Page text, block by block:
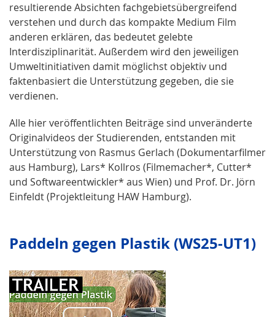
resultierende Absichten fachgebietsübergreifend
verstehen und durch das kompakte Medium Film
anderen erklären, das bedeutet gelebte
Interdisziplinarität. Außerdem wird den jeweiligen
Umweltinitiativen damit möglichst objektiv und
faktenbasiert die Unterstützung gegeben, die sie
verdienen.
Alle hier veröffentlichten Beiträge sind unveränderte
Originalvideos der Studierenden, entstanden mit
Unterstützung von Rasmus Gerlach (Dokumentarfilmer
aus Hamburg), Lars* Kollros (Filmemacher*, Cutter*
und Softwareentwickler* aus Wien) und Prof. Dr. Jörn
Einfeldt (Projektleitung HAW Hamburg).
Paddeln gegen Plastik (WS25-UT1)